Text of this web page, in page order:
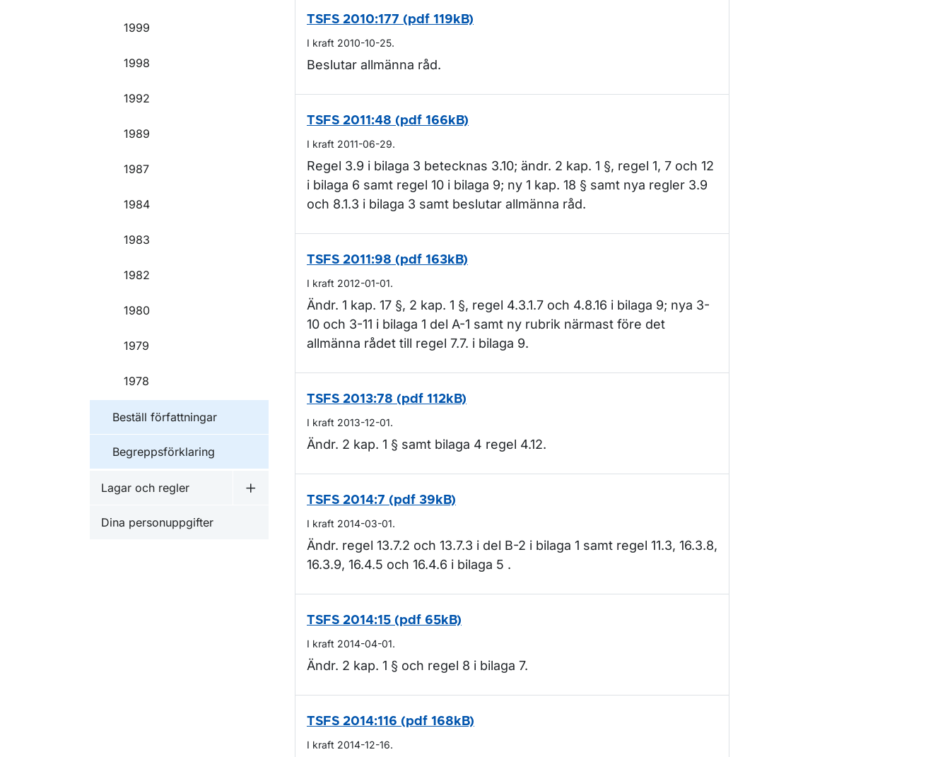
1999
1998
1992
1989
1987
1984
1983
1982
1980
1979
1978
Beställ författningar
Begreppsförklaring
Lagar och regler
Undermeny för Lagar och regler
Dina personuppgifter
TSFS 2010:177 (pdf 119kB)
I kraft 2010-10-25.
Beslutar allmänna råd.
TSFS 2011:48 (pdf 166kB)
I kraft 2011-06-29.
Regel 3.9 i bilaga 3 betecknas 3.10; ändr. 2 kap. 1 §, regel 1, 7 och 12
i bilaga 6 samt regel 10 i bilaga 9; ny 1 kap. 18 § samt nya regler 3.9
och 8.1.3 i bilaga 3 samt beslutar allmänna råd.
TSFS 2011:98 (pdf 163kB)
I kraft 2012-01-01.
Ändr. 1 kap. 17 §, 2 kap. 1 §, regel 4.3.1.7 och 4.8.16 i bilaga 9; nya 3-
10 och 3-11 i bilaga 1 del A-1 samt ny rubrik närmast före det
allmänna rådet till regel 7.7. i bilaga 9.
TSFS 2013:78 (pdf 112kB)
I kraft 2013-12-01.
Ändr. 2 kap. 1 § samt bilaga 4 regel 4.12.
TSFS 2014:7 (pdf 39kB)
I kraft 2014-03-01.
Ändr. regel 13.7.2 och 13.7.3 i del B-2 i bilaga 1 samt regel 11.3, 16.3.8,
16.3.9, 16.4.5 och 16.4.6 i bilaga 5 .
TSFS 2014:15 (pdf 65kB)
I kraft 2014-04-01.
Ändr. 2 kap. 1 § och regel 8 i bilaga 7.
TSFS 2014:116 (pdf 168kB)
I kraft 2014-12-16.